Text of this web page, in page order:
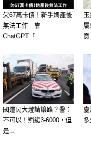
欠67萬卡債！新手媽產後
無法工作 靠
ChatGPT「...
意
國道閃大燈請讓路？警：
不可以！罰緩3-6000，但
是...
臺